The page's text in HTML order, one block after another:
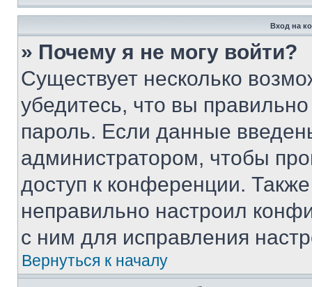
Вход на
» Почему я не могу войти?
Существует несколько
убедитесь, что вы
пароль. Если данные
администратором, чтобы
доступ к конференции.
неправильно настроил
с ним для исправления
Вернуться к началу